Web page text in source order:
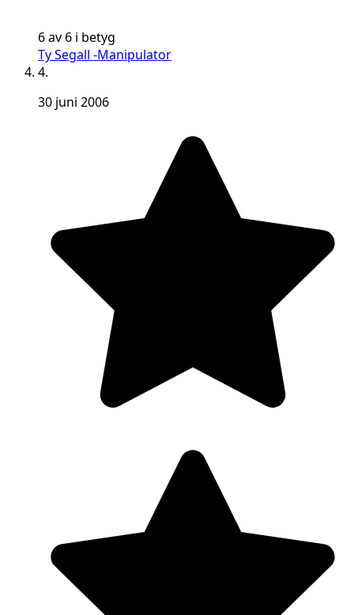
6 av 6 i betyg
Ty Segall -Manipulator
4.
30 juni 2006